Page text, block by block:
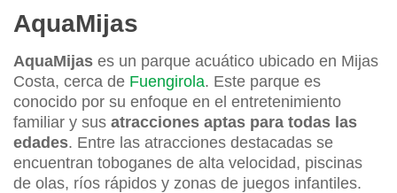
AquaMijas
AquaMijas es un parque acuático ubicado en Mijas
Costa, cerca de Fuengirola. Este parque es
conocido por su enfoque en el entretenimiento
familiar y sus atracciones aptas para todas las
edades. Entre las atracciones destacadas se
encuentran toboganes de alta velocidad, piscinas
de olas, ríos rápidos y zonas de juegos infantiles.